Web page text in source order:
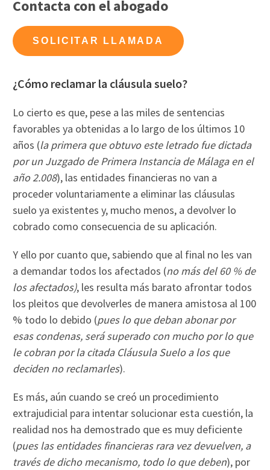
Contacta con el abogado
SOLICITAR LLAMADA
¿Cómo reclamar la cláusula suelo?
Lo cierto es que, pese a las miles de sentencias
favorables ya obtenidas a lo largo de los últimos 10
años (la primera que obtuvo este letrado fue dictada
por un Juzgado de Primera Instancia de Málaga en el
año 2.008), las entidades financieras no van a
proceder voluntariamente a eliminar las cláusulas
suelo ya existentes y, mucho menos, a devolver lo
cobrado como consecuencia de su aplicación.
Y ello por cuanto que, sabiendo que al final no les van
a demandar todos los afectados (no más del 60 % de
los afectados), les resulta más barato afrontar todos
los pleitos que devolverles de manera amistosa al 100
% todo lo debido (pues lo que deban abonar por
esas condenas, será superado con mucho por lo que
le cobran por la citada Cláusula Suelo a los que
deciden no reclamarles).
Es más, aún cuando se creó un procedimiento
extrajudicial para intentar solucionar esta cuestión, la
realidad nos ha demostrado que es muy deficiente
(pues las entidades financieras rara vez devuelven, a
través de dicho mecanismo, todo lo que deben), por